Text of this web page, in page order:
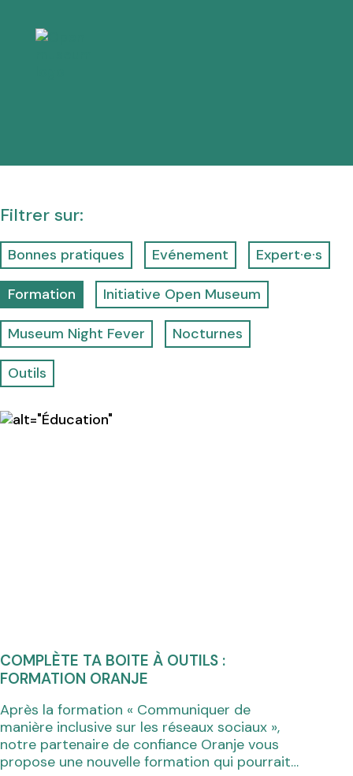
Filtrer sur:
Bonnes pratiques Evénement Expert·e·s
Formation Initiative Open Museum
Museum Night Fever Nocturnes
Outils
COMPLÈTE TA BOITE À OUTILS :
FORMATION ORANJE
Après la formation « Communiquer de
manière inclusive sur les réseaux sociaux »,
notre partenaire de confiance Oranje vous
propose une nouvelle formation qui pourrait…